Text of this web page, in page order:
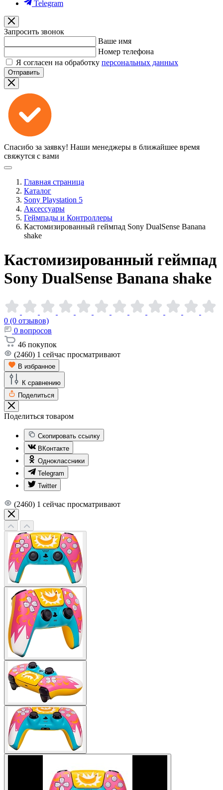
Telegram
Запросить звонок
Ваше имя
Номер телефона
Я согласен на обработку персональных данных
Отправить
Спасибо за заявку! Наши менеджеры в ближайшее время
свяжутся с вами
Главная страница
Каталог
Sony Playstation 5
Аксессуары
Геймпады и Контроллеры
Кастомизированный геймпад Sony DualSense Banana
shake
Кастомизированный геймпад
Sony DualSense Banana shake
0 (0 отзывов)
0 вопросов
46 покупок
(2460) 1 сейчас просматривают
В избранное
К сравнению
Поделиться
Поделиться товаром
Скопировать ссылку
ВКонтакте
Одноклассники
Telegram
Twitter
(2460) 1 сейчас просматривают